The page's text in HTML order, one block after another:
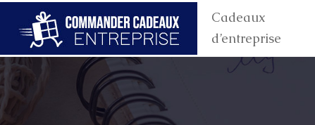
Cadeaux
d’entreprise